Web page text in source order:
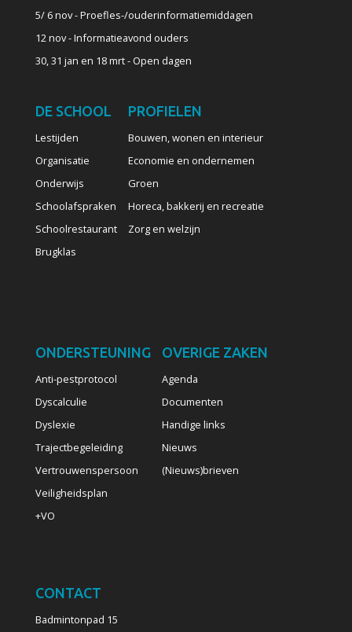
5/ 6 nov - Proefles-/ouderinformatiemiddagen
12 nov - Informatieavond ouders
30, 31 jan en 18 mrt - Open dagen
DE SCHOOL
Lestijden
Organisatie
Onderwijs
Schoolafspraken
Schoolrestaurant
Brugklas
PROFIELEN
Bouwen, wonen en interieur
Economie en ondernemen
Groen
Horeca, bakkerij en recreatie
Zorg en welzijn
ONDERSTEUNING
Anti-pestprotocol
Dyscalculie
Dyslexie
Trajectbegeleiding
Vertrouwenspersoon
Veiligheidsplan
+VO
OVERIGE ZAKEN
Agenda
Documenten
Handige links
Nieuws
(Nieuws)brieven
CONTACT
Badmintonpad 15